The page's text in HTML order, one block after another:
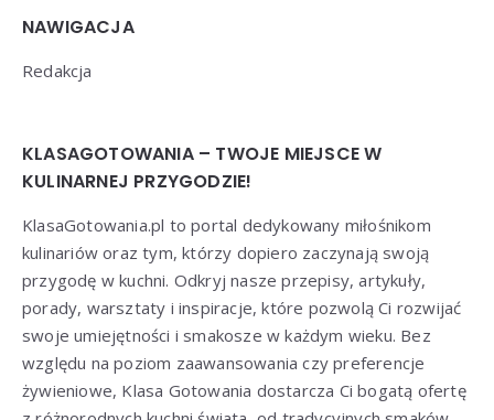
NAWIGACJA
Redakcja
KLASAGOTOWANIA – TWOJE MIEJSCE W
KULINARNEJ PRZYGODZIE!
KlasaGotowania.pl to portal dedykowany miłośnikom
kulinariów oraz tym, którzy dopiero zaczynają swoją
przygodę w kuchni. Odkryj nasze przepisy, artykuły,
porady, warsztaty i inspiracje, które pozwolą Ci rozwijać
swoje umiejętności i smakosze w każdym wieku. Bez
względu na poziom zaawansowania czy preferencje
żywieniowe, Klasa Gotowania dostarcza Ci bogatą ofertę